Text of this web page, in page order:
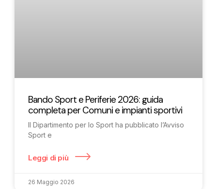
Bando Sport e Periferie 2026: guida
completa per Comuni e impianti sportivi
Il Dipartimento per lo Sport ha pubblicato l’Avviso
Sport e
Leggi di più
26 Maggio 2026